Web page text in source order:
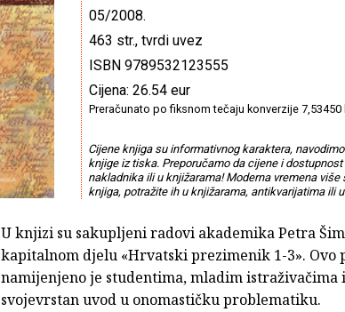
05/2008.
463 str., tvrdi uvez
ISBN 9789532123555
Cijena: 26.54 eur
Preračunato po fiksnom tečaju konverzije 7,53450
Cijene knjiga su informativnog karaktera,
knjige iz tiska. Preporučamo da cijene i
nakladnika ili u knjižarama! Moderna vremena više
knjiga, potražite ih u knjižarama, antikvarijatima ili
U knjizi su sakupljeni radovi akademika Petra
kapitalnom djelu «Hrvatski prezimenik 1-3». Ovo
namijenjeno je studentima, mladim istraživačima
svojevrstan uvod u onomastičku problematiku.